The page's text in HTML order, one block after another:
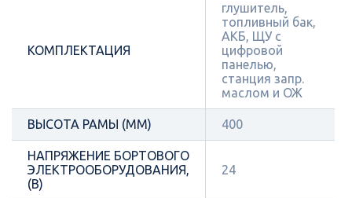
КОМПЛЕКТАЦИЯ
глушитель,
топливный бак,
АКБ, ЩУ с
цифровой
панелью,
станция запр.
маслом и ОЖ
ВЫСОТА РАМЫ (ММ) 400
НАПРЯЖЕНИЕ БОРТОВОГО
ЭЛЕКТРООБОРУДОВАНИЯ,
(В)
24